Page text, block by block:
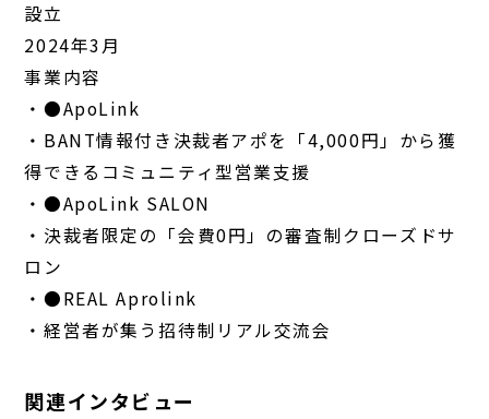
設立
2024年3月
事業内容
・●ApoLink
・BANT情報付き決裁者アポを「4,000円」から獲
得できるコミュニティ型営業支援
・●ApoLink SALON
・決裁者限定の「会費0円」の審査制クローズドサ
ロン
・●REAL Aprolink
・経営者が集う招待制リアル交流会
関連インタビュー